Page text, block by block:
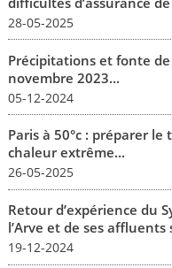
28-05-2025
Précipitations et fonte
novembre 2023...
05-12-2024
Paris à 50°c : préparer
chaleur extrême...
26-05-2025
Retour d’expérience du
l’Arve et de ses
19-12-2024